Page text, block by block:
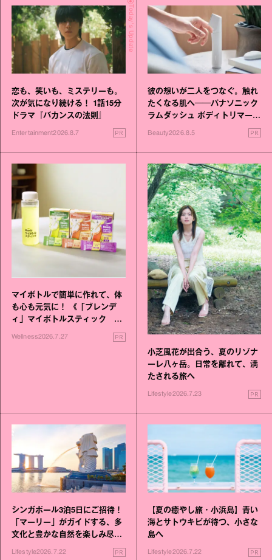
Today's Update
恋も、笑いも、ミステリーも。
次が気になり続ける！ 1話15分
ドラマ『バカンスの法則』
Entertainment2026.8.7 PR
彼の想いが二人をつなぐ。触れ
たくなる肌へ──パナソニック
ラムダッシュ ボディトリマーが
Beauty2026.8.5 PR
マイボトルで簡単に作れて、体
も心も元気に！ 《「ブレンデ
ィ」マイボトルスティック い
いこと毎日》シリーズが誕生
Wellness2026.7.27 PR
小芝風花が出合う、夏のリゾナ
ーレ八ヶ岳。日常を離れて、満
たされる旅へ
Lifestyle2026.7.23 PR
シンガポール3泊5日にご招待！
「マーリー」がガイドする、多
文化と豊かな自然を楽しみ尽く
す旅
Lifestyle2026.7.22 PR
【夏の癒やし旅・小浜島】青い
海とサトウキビが待つ、小さな
島へ
Lifestyle2026.7.22 PR